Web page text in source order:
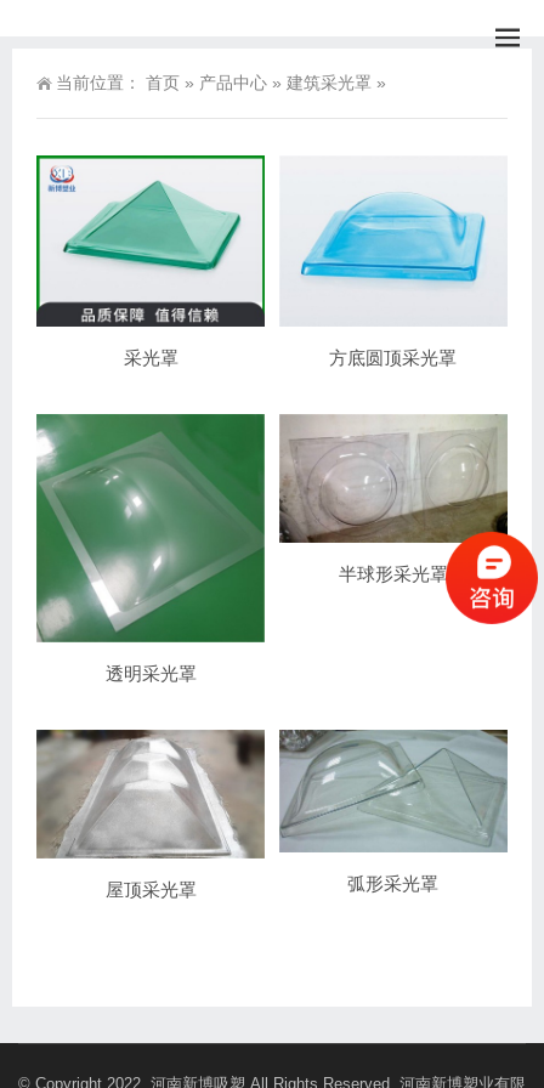
当前位置： 首页 » 产品中心 » 建筑采光罩 »
采光罩 方底圆顶采光罩
透明采光罩
半球形采光罩
屋顶采光罩 弧形采光罩
© Copyright 2022. 河南新博吸塑 All Rights Reserved. 河南新博塑业有限